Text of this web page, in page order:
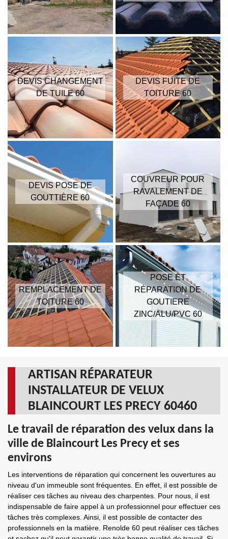
DEVIS CHANGEMENT
DE TUILE 60
DEVIS FUITE DE
TOITURE 60
DEVIS POSE DE
GOUTTIÈRE 60
COUVREUR POUR
RAVALEMENT DE
FAÇADE 60
REMPLACEMENT DE
TOITURE 60
POSE ET
RÉPARATION DE
GOUTIERE
ZINC/ALU/PVC 60
ARTISAN RÉPARATEUR
INSTALLATEUR DE VELUX
BLAINCOURT LES PRECY 60460
Le travail de réparation des velux dans la
ville de Blaincourt Les Precy et ses
environs
Les interventions de réparation qui concernent les ouvertures au
niveau d'un immeuble sont fréquentes. En effet, il est possible de
réaliser ces tâches au niveau des charpentes. Pour nous, il est
indispensable de faire appel à un professionnel pour effectuer ces
tâches très complexes. Ainsi, il est possible de contacter des
professionnels en la matière. Renolde 60 peut réaliser ces tâches